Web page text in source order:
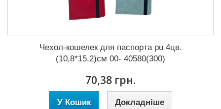
Чехол-кошелек для паспорта pu 4цв.
(10,8*15,2)см 00- 40580(300)
70,38 грн.
У Кошик Докладніше